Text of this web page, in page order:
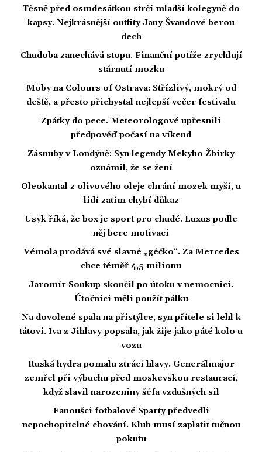
Těsně před osmdesátkou strčí mladší kolegyně do
kapsy. Nejkrásnější outfity Jany Švandové berou
dech
Chudoba zanechává stopu. Finanční potíže zrychlují
stárnutí mozku
Moby na Colours of Ostrava: Střízlivý, mokrý od
deště, a přesto přichystal nejlepší večer festivalu
Zpátky do pece. Meteorologové upřesnili
předpověď počasí na víkend
Zásnuby v Londýně: Syn legendy Mekyho Žbirky
oznámil, že se žení
Oleokantal z olivového oleje chrání mozek myší, u
lidí zatím chybí důkaz
Usyk říká, že box je sport pro chudé. Luxus podle
něj bere motivaci
Vémola prodává své slavné „géčko“. Za Mercedes
chce téměř 4,5 milionu
Jaromír Soukup skončil po útoku v nemocnici.
Útočníci měli použít pálku
Na dovolené spala na přistýlce, syn přítele si lehl k
tátovi. Iva z Jihlavy popsala, jak žije jako páté kolo u
vozu
Ruská hydra pomalu ztrácí hlavy. Generálmajor
zemřel při výbuchu před moskevskou restaurací,
když slavil narozeniny šéfa vzdušných sil
Fanoušci fotbalové Sparty předvedli
nepochopitelné chování. Klub musí zaplatit tučnou
pokutu